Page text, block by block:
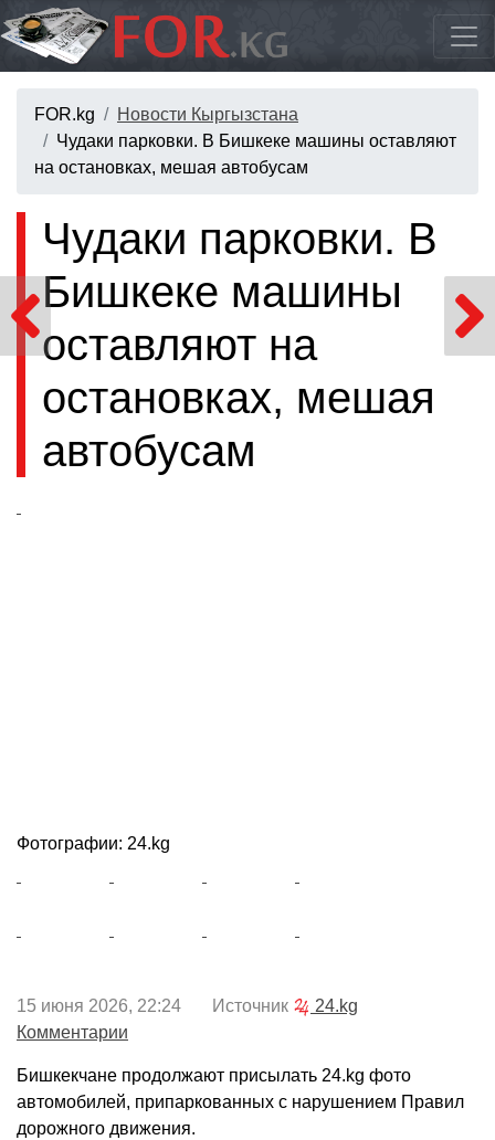
FOR.kg
Новости Кыргызстана
Чудаки парковки. В Бишкеке машины оставляют
на остановках, мешая автобусам
Чудаки парковки. В
Бишкеке машины
оставляют на
остановках, мешая
автобусам
Фотографии: 24.kg
15 июня 2026, 22:24 Источник
24.kg
Комментарии
Бишкекчане продолжают присылать 24.kg фото
автомобилей, припаркованных с нарушением Правил
дорожного движения.